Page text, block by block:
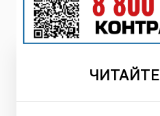
ЧИТАЙТЕ